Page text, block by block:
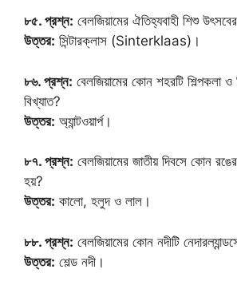
৮৫. প্রশ্ন: বেলজিয়ামের ঐতিহ্যবাহী শিশু
উত্তর: সিন্টারক্লাস (Sinterklaas)।
৮৬. প্রশ্ন: বেলজিয়ামের কোন শহরটি শিল্পকলা ও
বিখ্যাত?
উত্তর: অ্যান্টওয়ার্প।
৮৭. প্রশ্ন: বেলজিয়ামের জাতীয় দিবসে কোন
হয়?
উত্তর: কালো, হলুদ ও লাল।
৮৮. প্রশ্ন: বেলজিয়ামের কোন নদীটি
উত্তর: শেল্ড নদী।